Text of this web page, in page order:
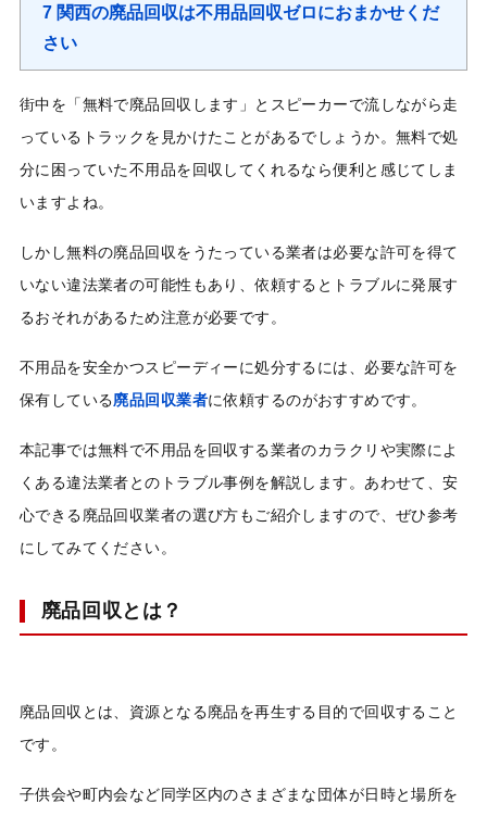
7関西の廃品回収は不用品回収ゼロにおまかせくだ
さい
街中を「無料で廃品回収します」とスピーカーで流しながら走
っているトラックを見かけたことがあるでしょうか。無料で処
分に困っていた不用品を回収してくれるなら便利と感じてしま
いますよね。
しかし無料の廃品回収をうたっている業者は必要な許可を得て
いない違法業者の可能性もあり、依頼するとトラブルに発展す
るおそれがあるため注意が必要です。
不用品を安全かつスピーディーに処分するには、必要な許可を
保有している廃品回収業者に依頼するのがおすすめです。
本記事では無料で不用品を回収する業者のカラクリや実際によ
くある違法業者とのトラブル事例を解説します。あわせて、安
心できる廃品回収業者の選び方もご紹介しますので、ぜひ参考
にしてみてください。
廃品回収とは？
廃品回収とは、資源となる廃品を再生する目的で回収すること
です。
子供会や町内会など同学区内のさまざまな団体が日時と場所を